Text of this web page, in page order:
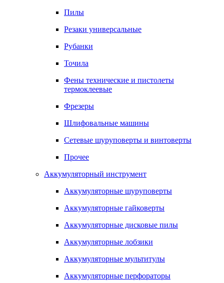
Пилы
Резаки универсальные
Рубанки
Точила
Фены технические и пистолеты
термоклеевые
Фрезеры
Шлифовальные машины
Сетевые шуруповерты и винтоверты
Прочее
Аккумуляторный инструмент
Аккумуляторные шуруповерты
Аккумуляторные гайковерты
Аккумуляторные дисковые пилы
Аккумуляторные лобзики
Аккумуляторные мультитулы
Аккумуляторные перфораторы